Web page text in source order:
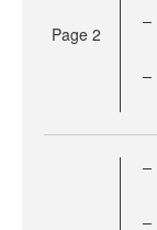
Page 2